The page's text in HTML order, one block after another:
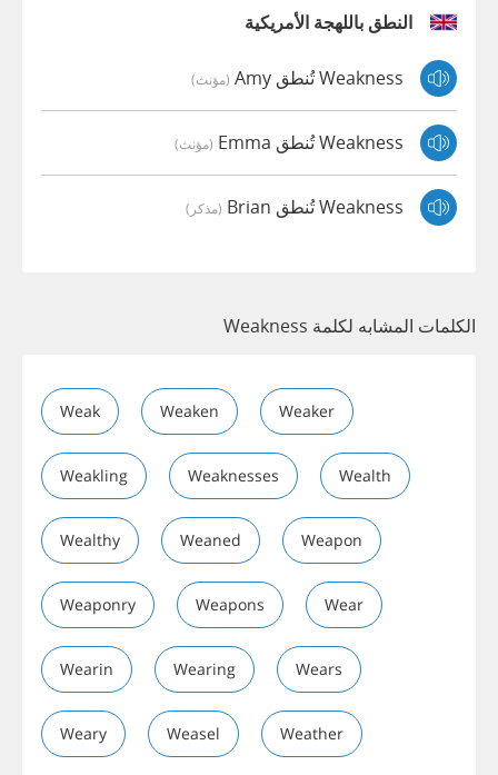
النطق باللهجة الأمريكية
Weakness تُنطق Amy (مؤنث)
Weakness تُنطق Emma (مؤنث)
Weakness تُنطق Brian (مذكر)
الكلمات المشابه لكلمة Weakness
Weak Weaken Weaker
Weakling Weaknesses Wealth
Wealthy Weaned Weapon
Weaponry Weapons Wear
Wearin Wearing Wears
Weary Weasel Weather